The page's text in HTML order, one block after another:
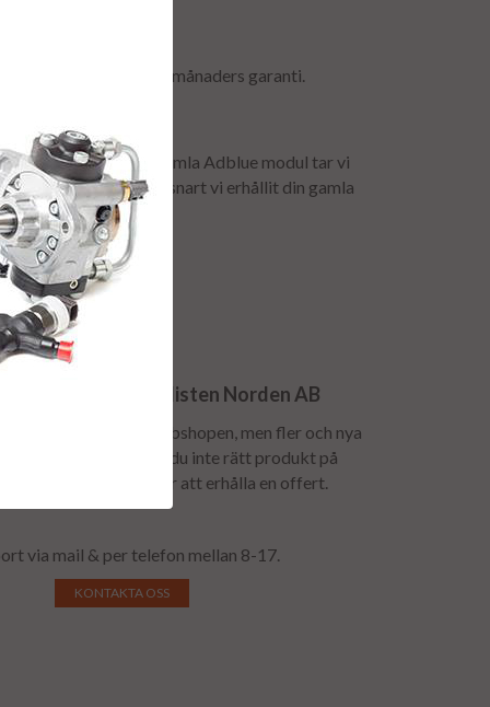
levereras med 24 månaders garanti.
för att få tillbaka er gamla Adblue modul tar vi
Denna återbetalas så snart vi erhållit din gamla
till Dieselspecialisten Norden AB
pumpar finns inte i webshopen, men fler och nya
till löpande. Hittar du inte rätt produkt på
vi er kontakta oss för att erhålla en offert.
via mail & per telefon mellan 8-17.
KONTAKTA OSS